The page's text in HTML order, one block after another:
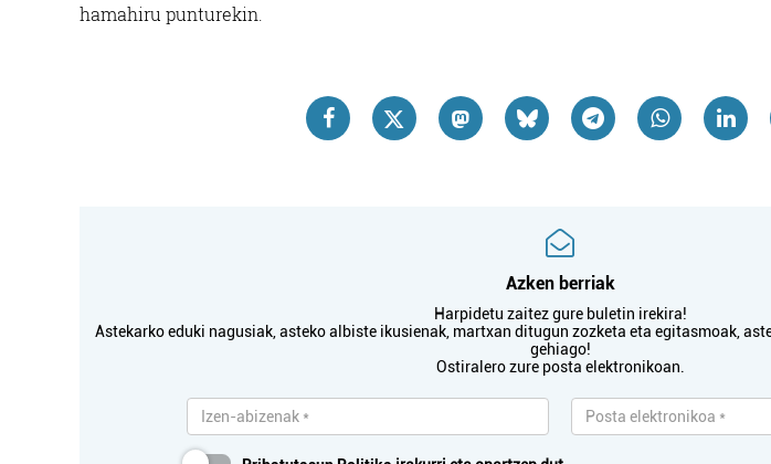
hamahiru punturekin.
Azken berriak
Harpidetu zaitez gure buletin irekira!
Astekarko eduki nagusiak, asteko albiste ikusienak, martxan ditugun zozketa eta egitasmoak,
gehiago!
Ostiralero zure posta elektronikoan.